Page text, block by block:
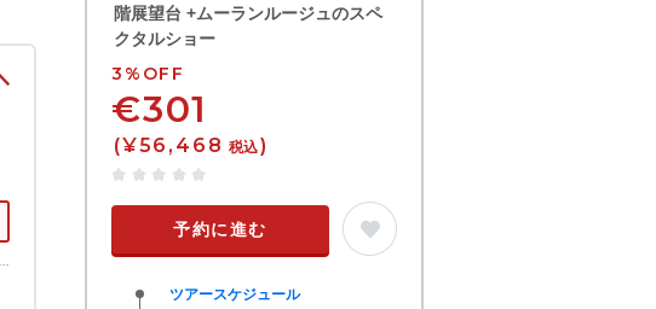
階展望台 +ムーランルージュのスペ
クタルショー
3%OFF
€301
(¥56,468 税込)
予約に進む
ツアースケジュール